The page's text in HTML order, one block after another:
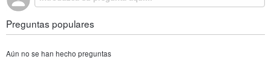
Preguntas populares
Aún no se han hecho preguntas